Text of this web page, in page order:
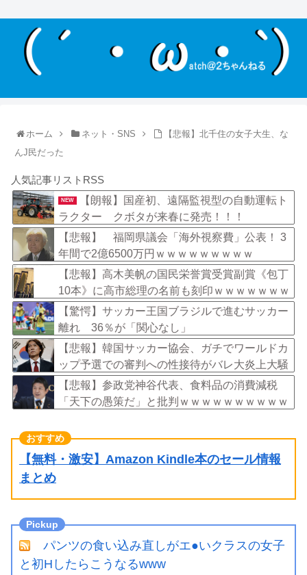
ホーム ネット・SNS
【悲報】北千住の女子大生、な
んJ民だった
人気記事リストRSS
NEW
【朗報】国産初、遠隔監視型の自動運転ト
ラクター クボタが来春に発売！！！
【悲報】 福岡県議会「海外視察費」公表！ 3
年間で2億6500万円ｗｗｗｗｗｗｗｗｗ
【悲報】高木美帆の国民栄誉賞受賞副賞《包丁
10本》に高市総理の名前も刻印ｗｗｗｗｗｗｗ
ｗｗ
【驚愕】サッカー王国ブラジルで進むサッカー
離れ 36％が「関心なし」
【悲報】韓国サッカー協会、ガチでワールドカ
ップ予選での審判への性接待がバレ大炎上大騒
ぎにｗｗｗｗｗｗｗｗ
【悲報】参政党神谷代表、食料品の消費減税
「天下の愚策だ」と批判ｗｗｗｗｗｗｗｗｗｗ
【無料・激安】Amazon Kindle本のセール情報
まとめ
パンツの食い込み直しがエ●いクラスの女子
と初Hしたらこうなるwww